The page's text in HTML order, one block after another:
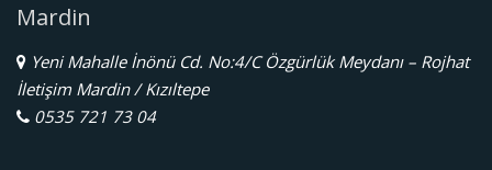
Mardin
Yeni Mahalle İnönü Cd. No:4/C Özgürlük Meydanı – Rojhat
İletişim Mardin / Kızıltepe
0535 721 73 04